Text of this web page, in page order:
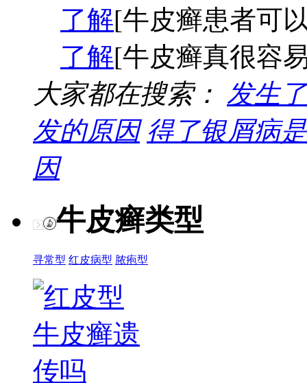
了解[牛皮癣患者可
了解[牛皮癣真很容
大家都在搜索： 发生
发的原因 得了银屑病
因
牛皮癣类型
寻常型 红皮病型 脓疱型